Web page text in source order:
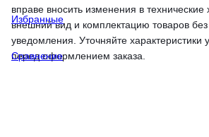
вправе вносить изменения в технические
внешний вид и комплектацию товаров
уведомления. Уточняйте
перед оформлением заказа.
Избранные
Сравнение